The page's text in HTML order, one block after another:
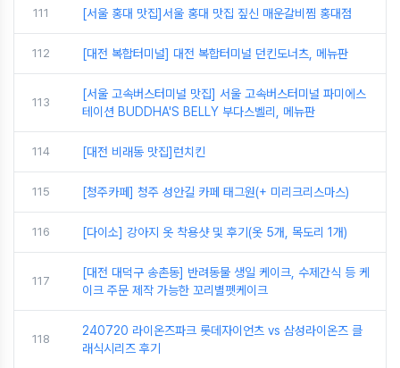
111 [서울 홍대 맛집]서울 홍대 맛집 짚신 매운갈비찜 홍대점
112 [대전 복합터미널] 대전 복합터미널 던킨도너츠, 메뉴판
113
[서울 고속버스터미널 맛집] 서울 고속버스터미널 파미에스
테이션 BUDDHA'S BELLY 부다스벨리, 메뉴판
114 [대전 비래동 맛집]런치킨
115 [청주카페] 청주 성안길 카페 태그원(+ 미리크리스마스)
116 [다이소] 강아지 옷 착용샷 및 후기(옷 5개, 목도리 1개)
117
[대전 대덕구 송촌동] 반려동물 생일 케이크, 수제간식 등 케
이크 주문 제작 가능한 꼬리별펫케이크
118
240720 라이온즈파크 롯데자이언츠 vs 삼성라이온즈 클
래식시리즈 후기